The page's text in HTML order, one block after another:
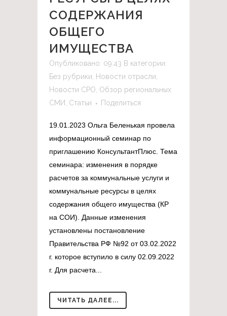
СОДЕРЖАНИЯ
ОБЩЕГО
ИМУЩЕСТВА
Опубликовано: 09:43 В категории:
Без рубрики, Новости отрасли,
Новости СРО, Обзор региональных
СМИ, Статьи Поделиться
19.01.2023 Ольга Беленькая провела
информационный семинар по
приглашению КонсультантПлюс. Тема
семинара: изменения в порядке
расчетов за коммунальные услуги и
коммунальные ресурсы в целях
содержания общего имущества (КР
на СОИ). Данные изменения
установлены постановление
Правительства РФ №92 от 03.02.2022
г. которое вступило в силу 02.09.2022
г. Для расчета...
ЧИТАТЬ ДАЛЕЕ...